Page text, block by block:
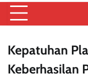
Kepatuhan
Keberhasilan